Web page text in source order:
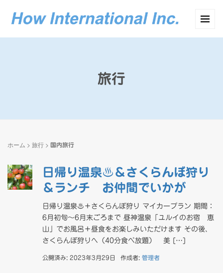
旅行
ホーム > 旅行 > 国内旅行
日帰り温泉♨＆さくらんぼ狩り
＆ランチ お仲間でいかが
日帰り温泉♨＋さくらんぼ狩り マイカープラン 期間：
6月初旬～6月末ごろまで 昼神温泉「ユルイのお宿 恵
山」でお風呂＋昼食をお楽しみいただけます その後、
さくらんぼ狩りへ（40分食べ放題） 美 […]
公開済み: 2023年3月29日 作成者: 管理者